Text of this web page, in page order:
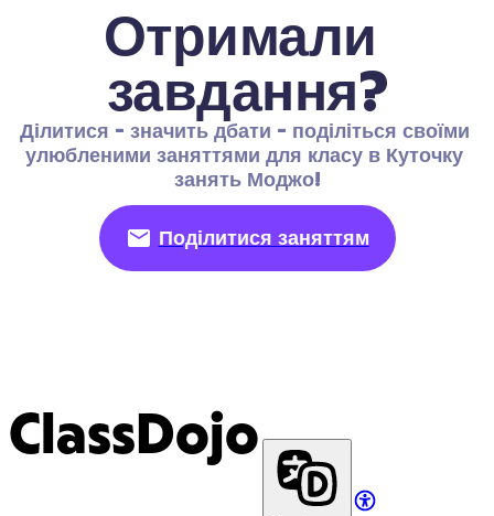
Отримали
завдання?
Ділитися - значить дбати - поділіться своїми
улюбленими заняттями для класу в Куточку
занять Моджо!
Поділитися заняттям
ClassDojo